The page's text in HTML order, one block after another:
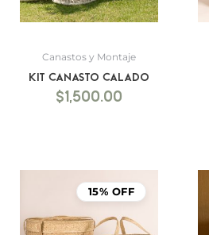
Canastos y Montaje
Kit Canasto Calado
$1,500.00
15% OFF